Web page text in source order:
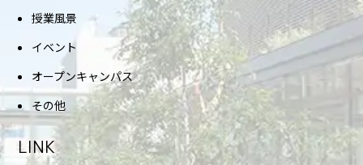
授業風景
イベント
オープンキャンパス
その他
LINK